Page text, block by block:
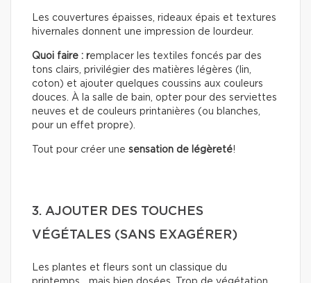
Les couvertures épaisses, rideaux épais et textures
hivernales donnent une impression de lourdeur.
Quoi faire : remplacer les textiles foncés par des
tons clairs, privilégier des matières légères (lin,
coton) et ajouter quelques coussins aux couleurs
douces. À la salle de bain, opter pour des serviettes
neuves et de couleurs printanières (ou blanches,
pour un effet propre).
Tout pour créer une sensation de légèreté!
3. AJOUTER DES TOUCHES
VÉGÉTALES (SANS EXAGÉRER)
Les plantes et fleurs sont un classique du